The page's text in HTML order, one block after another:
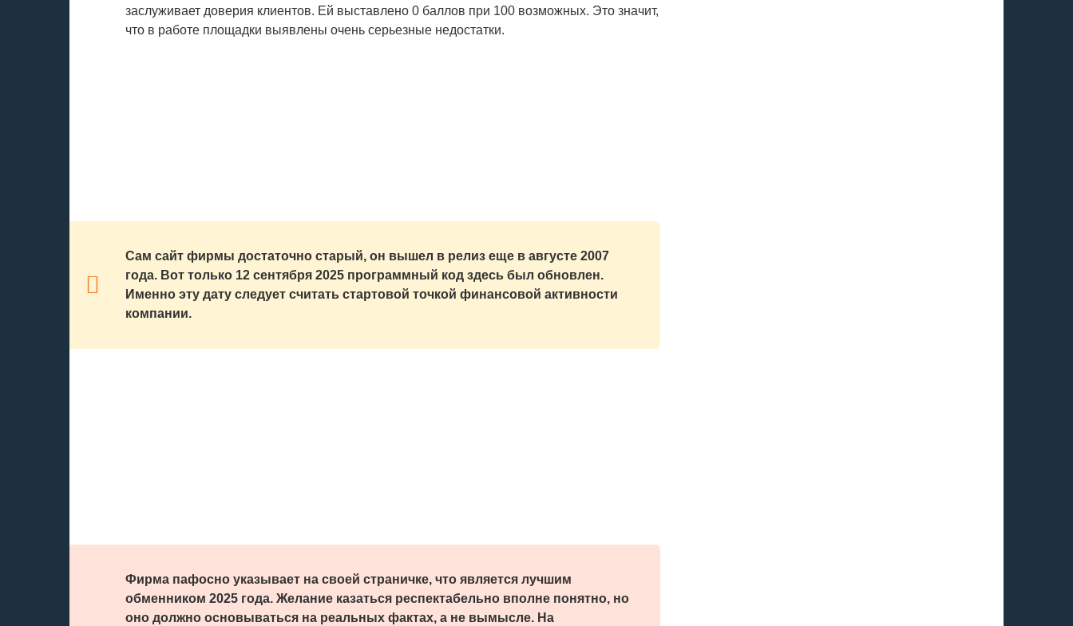
заслуживает доверия клиентов. Ей выставлено 0 баллов при 100 возможных. Это значит,
что в работе площадки выявлены очень серьезные недостатки.
Сам сайт фирмы достаточно старый, он вышел в релиз еще в августе 2007
года. Вот только 12 сентября 2025 программный код здесь был обновлен.
Именно эту дату следует считать стартовой точкой финансовой активности
компании.
Фирма пафосно указывает на своей страничке, что является лучшим
обменником 2025 года. Желание казаться респектабельно вполне понятно, но
оно должно основываться на реальных фактах, а не вымысле. На